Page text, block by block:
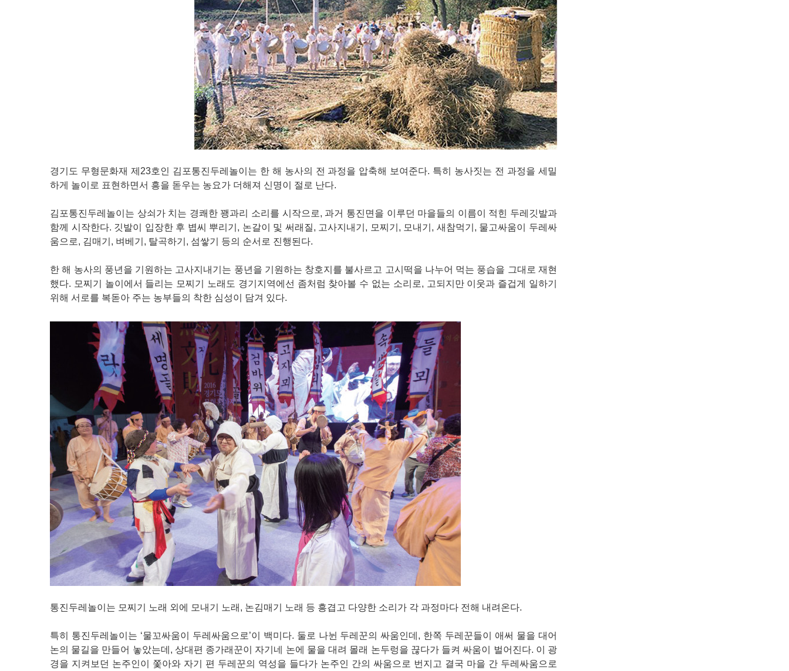
경기도 무형문화재 제23호인 김포통진두레놀이는 한 해 농사의 전 과정을 압축해 보여준다. 특히 농사짓는 전 과정을 세밀
하게 놀이로 표현하면서 흥을 돋우는 농요가 더해져 신명이 절로 난다.
김포통진두레놀이는 상쇠가 치는 경쾌한 꽹과리 소리를 시작으로, 과거 통진면을 이루던 마을들의 이름이 적힌 두레깃발과
함께 시작한다. 깃발이 입장한 후 볍씨 뿌리기, 논갈이 및 써래질, 고사지내기, 모찌기, 모내기, 새참먹기, 물고싸움이 두레싸
움으로, 김매기, 벼베기, 탈곡하기, 섬쌓기 등의 순서로 진행된다.
한 해 농사의 풍년을 기원하는 고사지내기는 풍년을 기원하는 창호지를 불사르고 고시떡을 나누어 먹는 풍습을 그대로 재현
했다. 모찌기 놀이에서 들리는 모찌기 노래도 경기지역에선 좀처럼 찾아볼 수 없는 소리로, 고되지만 이웃과 즐겁게 일하기
위해 서로를 복돋아 주는 농부들의 착한 심성이 담겨 있다.
통진두레놀이는 모찌기 노래 외에 모내기 노래, 논김매기 노래 등 흥겹고 다양한 소리가 각 과정마다 전해 내려온다.
특히 통진두레놀이는 ‘물꼬싸움이 두레싸움으로’이 백미다. 둘로 나뉜 두레꾼의 싸움인데, 한쪽 두레꾼들이 애써 물을 대어
논의 물길을 만들어 놓았는데, 상대편 종가래꾼이 자기네 논에 물을 대려 몰래 논두렁을 끊다가 들켜 싸움이 벌어진다. 이 광
경을 지켜보던 논주인이 쫓아와 자기 편 두레꾼의 역성을 들다가 논주인 간의 싸움으로 번지고 결국 마을 간 두레싸움으로